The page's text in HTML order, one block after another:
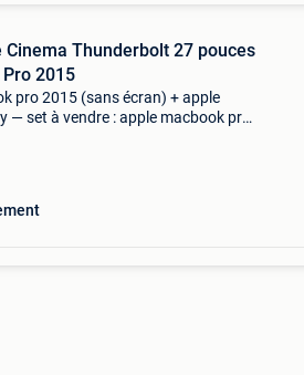
Cinema Thunderbolt 27 pouces
2015
pro 2015 (sans écran) + apple
— set à vendre : apple macbook pro